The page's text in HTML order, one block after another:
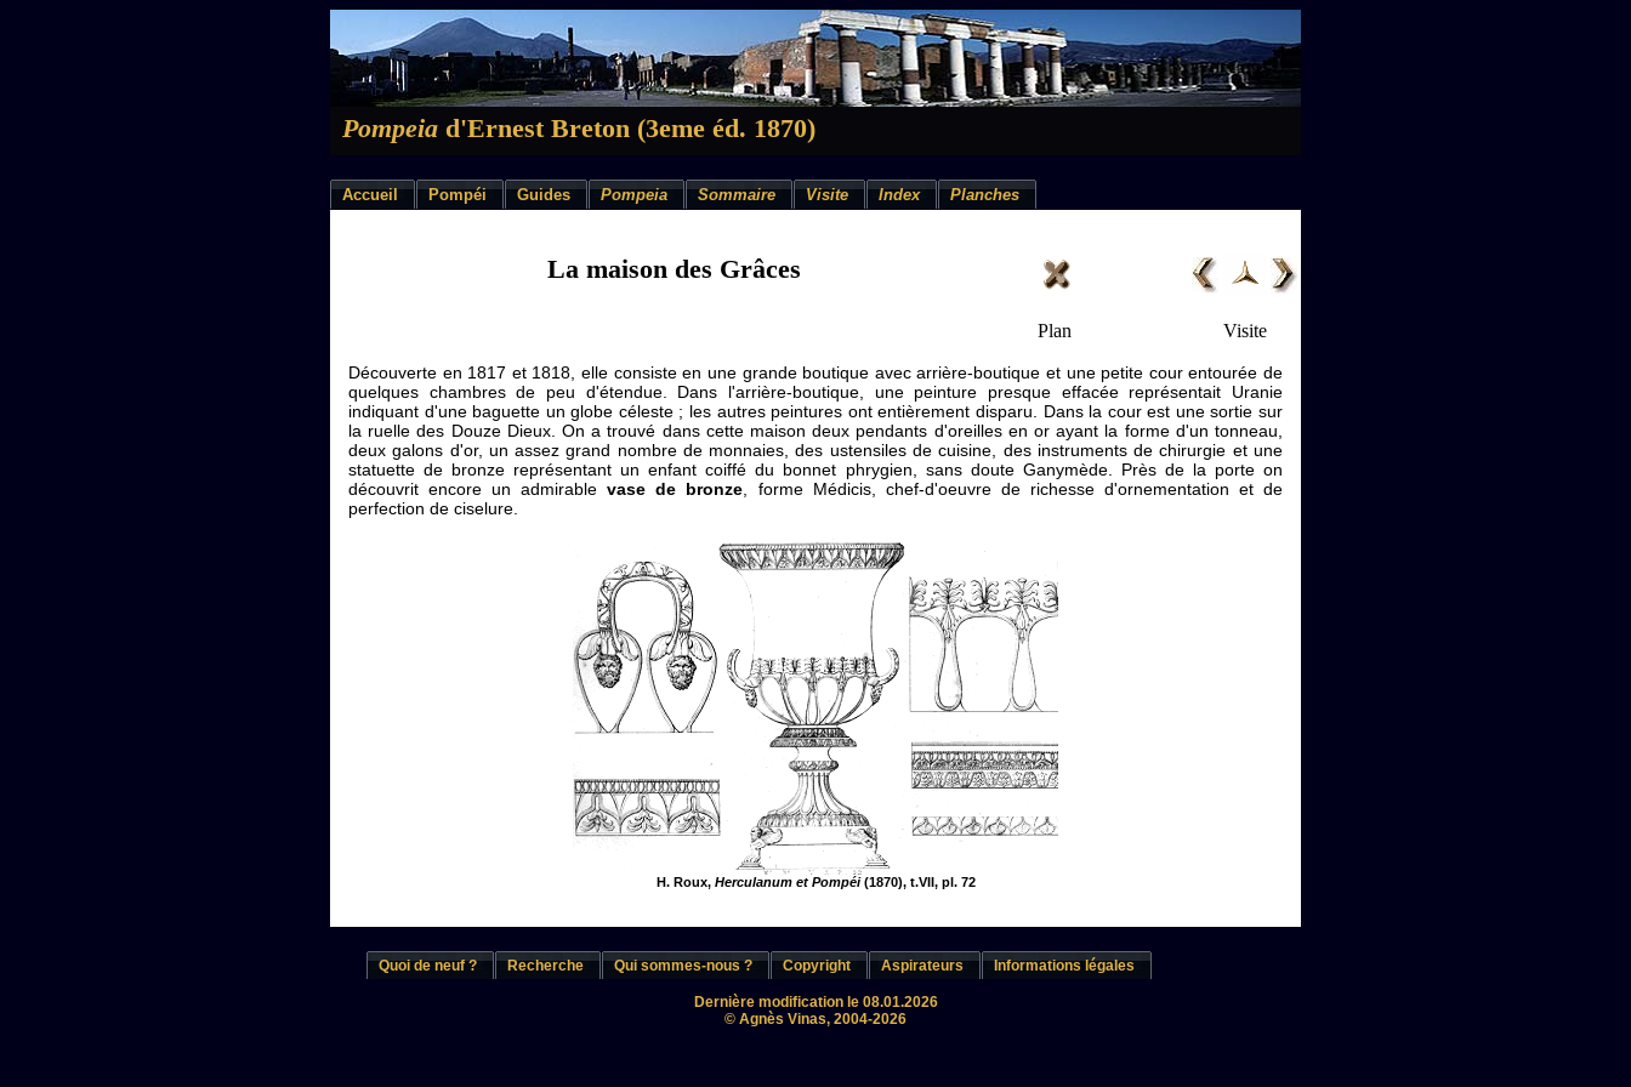
Pompeia d'Ernest Breton (3eme éd. 1870)
Accueil Pompéi Guides Pompeia Sommaire Visite Index Planches
La maison des Grâces
Plan Visite
Découverte en 1817 et 1818, elle consiste en une grande boutique avec arrière-boutique et une petite cour entourée de
quelques chambres de peu d'étendue. Dans l'arrière-boutique, une peinture presque effacée représentait Uranie
indiquant d'une baguette un globe céleste ; les autres peintures ont entièrement disparu. Dans la cour est une sortie sur
la ruelle des Douze Dieux. On a trouvé dans cette maison deux pendants d'oreilles en or ayant la forme d'un tonneau,
deux galons d'or, un assez grand nombre de monnaies, des ustensiles de cuisine, des instruments de chirurgie et une
statuette de bronze représentant un enfant coiffé du bonnet phrygien, sans doute Ganymède. Près de la porte on
découvrit encore un admirablevase de bronze , forme Médicis, chef-d'oeuvre de richesse d'ornementation et de
perfection de ciselure.
H. Roux, Herculanum et Pompéi(1870), t.VII, pl. 72
Quoi de neuf ? Recherche Qui sommes-nous ? Copyright Aspirateurs Informations légales
Dernière modification le 08.01.2026
© Agnès Vinas, 2004-2026